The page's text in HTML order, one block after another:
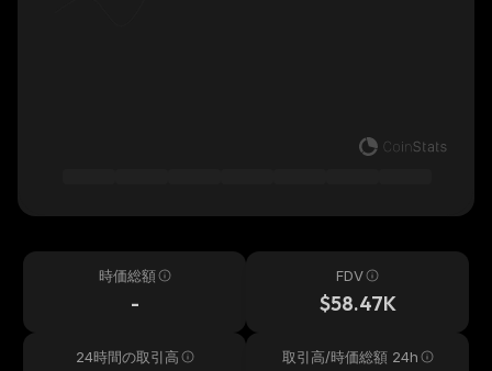
時価総額
-
FDV
$58.47K
24時間の取引高 取引高/時価総額 24h